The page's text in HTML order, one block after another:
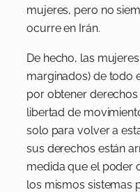
mujeres, pero no
ocurre en Irán.
De hecho, las
marginados) de todo
por obtener
libertad de
solo para volver a
sus derechos están
medida que el poder
los mismos sistemas